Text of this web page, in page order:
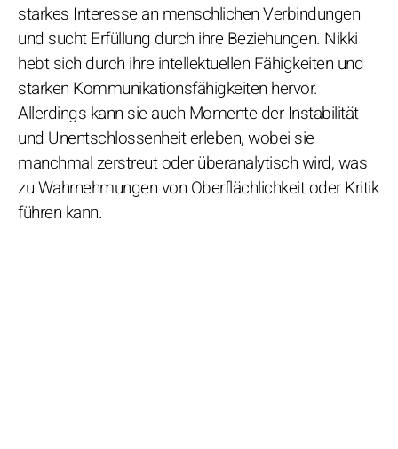
starkes Interesse an menschlichen Verbindungen
und sucht Erfüllung durch ihre Beziehungen. Nikki
hebt sich durch ihre intellektuellen Fähigkeiten und
starken Kommunikationsfähigkeiten hervor.
Allerdings kann sie auch Momente der Instabilität
und Unentschlossenheit erleben, wobei sie
manchmal zerstreut oder überanalytisch wird, was
zu Wahrnehmungen von Oberflächlichkeit oder Kritik
führen kann.